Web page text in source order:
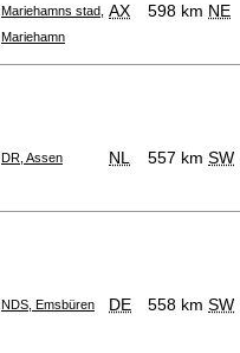
Mariehamns stad,
Mariehamn
AX 598 km NE
DR, Assen NL 557 km SW
NDS, Emsbüren DE 558 km SW